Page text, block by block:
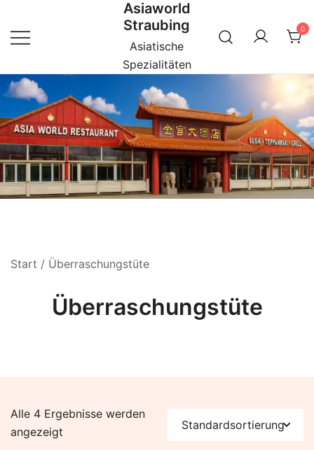
springen
Asiaworld
Straubing
Asiatische
Spezialitäten
0
Start / Überraschungstüte
Überraschungstüte
Alle 4 Ergebnisse werden
angezeigt